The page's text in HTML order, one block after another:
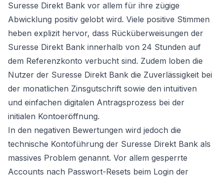
Suresse Direkt Bank vor allem für ihre zügige
Abwicklung positiv gelobt wird. Viele positive Stimmen
heben explizit hervor, dass Rücküberweisungen der
Suresse Direkt Bank innerhalb von 24 Stunden auf
dem Referenzkonto verbucht sind. Zudem loben die
Nutzer der Suresse Direkt Bank die Zuverlässigkeit bei
der monatlichen Zinsgutschrift sowie den intuitiven
und einfachen digitalen Antragsprozess bei der
initialen Kontoeröffnung.
In den negativen Bewertungen wird jedoch die
technische Kontoführung der Suresse Direkt Bank als
massives Problem genannt. Vor allem gesperrte
Accounts nach Passwort-Resets beim Login der